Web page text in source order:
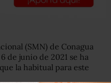
(SMN) de Conagua
de junio de 2021 se ha
la habitual para este